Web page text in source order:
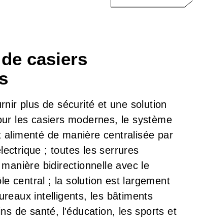
casiers
plus de sécurité et une solution
les casiers modernes, le système
alimenté de manière centralisée par
; toutes les serrures
bidirectionnelle avec le
central ; la solution est largement
intelligents, les bâtiments
de santé, l'éducation, les sports et